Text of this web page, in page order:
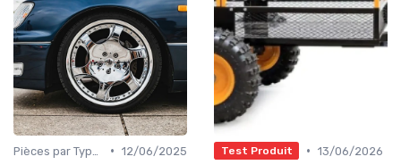
• 12/06/2025
Test Produit • 13/06/2026